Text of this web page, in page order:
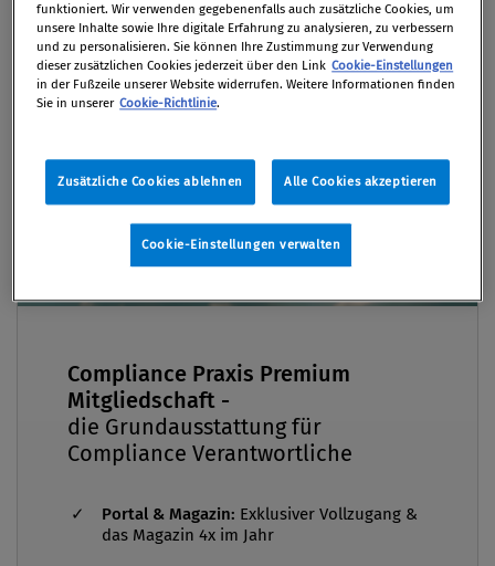
zunehmend mit Fragen nach der ­
Leistungsfähigkeit des CMS rechnen. Dieser
Beitrag liefert anhand von beispielhaften Key
VonMag. Dr. Michael Nuster MSc.,Mag. Christian
02. März 2022 / Erschienen in Compliance Praxis
Zur Ausgangslage Die Frage, ob und wie sich
erfolgreiche Compliance-Arbeit sinnvoll messen
lässt, begleitet uns schon lange und vermutlich wird
Compliance ist primär ein Kultur-Thema und Kultur
lässt sich nicht (mit vertretbaren Mitteln) messen
Premium
Compliance Praxis Premium
Mitgliedschaft -
die Grundausstattung für
Compliance Verantwortliche
Portal & Magazin: Exklusiver Vollzugang &
das Magazin 4x im Jahr
funktioniert. Wir verwenden gegebenenfalls auch zusätzliche Cookies, um
unsere Inhalte sowie Ihre digitale Erfahrung zu analysieren, zu verbessern
und zu personalisieren. Sie können Ihre Zustimmung zur Verwendung
dieser zusätzlichen Cookies jederzeit über den Link Cookie-Einstellungen
in der Fußzeile unserer Website widerrufen. Weitere Informationen finden
Sie in unserer Cookie-Richtlinie.
Zusätzliche Cookies ablehnen Alle Cookies akzeptieren
Cookie-Einstellungen verwalten